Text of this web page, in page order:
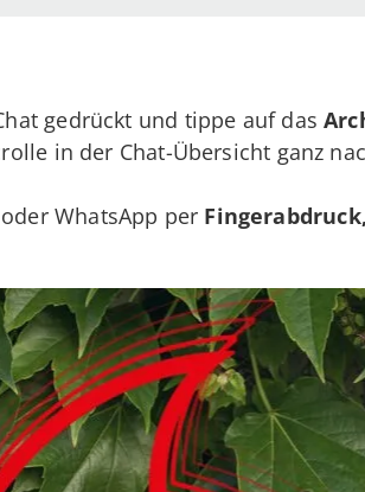
gedrückt und tippe auf das
in der Chat-Übersicht ganz
WhatsApp per